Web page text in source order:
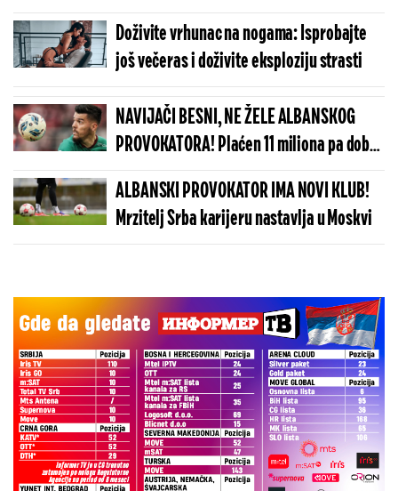
Doživite vrhunac na nogama: Isprobajte
još večeras i doživite eksploziju strasti
NAVIJAČI BESNI, NE ŽELE ALBANSKOG
PROVOKATORA! Plaćen 11 miliona pa dobio
brutalnu poruku
ALBANSKI PROVOKATOR IMA NOVI KLUB!
Mrzitelj Srba karijeru nastavlja u Moskvi